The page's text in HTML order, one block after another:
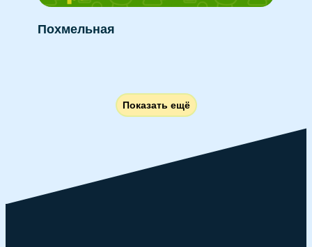
Похмельная
Показать ещё